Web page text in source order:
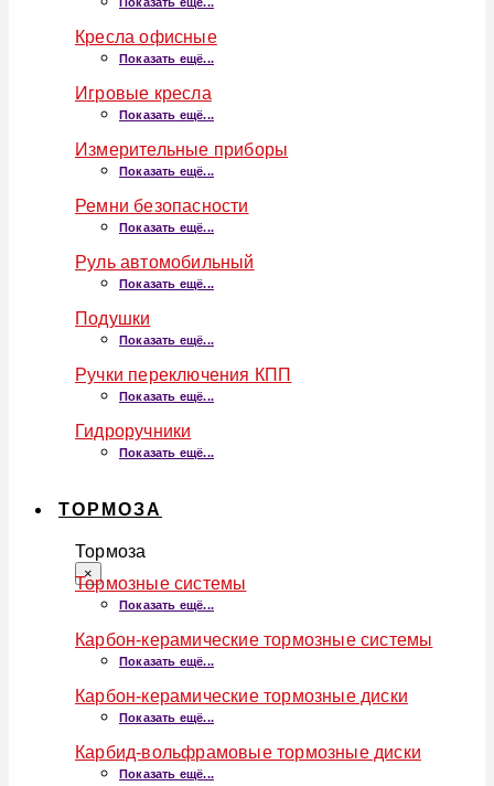
Кресла офисные
Показать ещё...
Игровые кресла
Показать ещё...
Измерительные приборы
Показать ещё...
Ремни безопасности
Показать ещё...
Руль автомобильный
Показать ещё...
Подушки
Показать ещё...
Ручки переключения КПП
Показать ещё...
Гидроручники
Показать ещё...
ТОРМОЗА
Тормоза
×
Тормозные системы
Показать ещё...
Карбон-керамические тормозные системы
Показать ещё...
Карбон-керамические тормозные диски
Показать ещё...
Карбид-вольфрамовые тормозные диски
Показать ещё...